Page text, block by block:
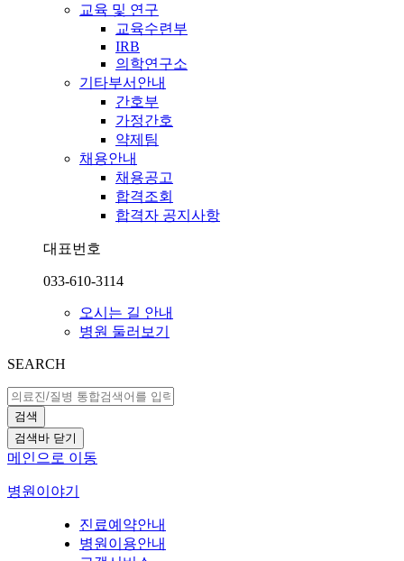
교육 및 연구
교육수련부
IRB
의학연구소
기타부서안내
간호부
가정간호
약제팀
채용안내
채용공고
합격조회
합격자 공지사항
대표번호
033-610-3114
오시는 길 안내
병원 둘러보기
SEARCH
검색
검색바 닫기
메인으로 이동
병원이야기
진료예약안내
병원이용안내